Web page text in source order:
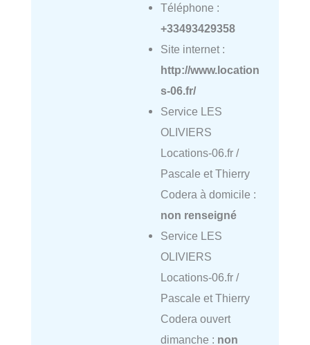
Téléphone :
+33493429358
Site internet :
http://www.location
s-06.fr/
Service LES
OLIVIERS
Locations-06.fr /
Pascale et Thierry
Codera à domicile :
non renseigné
Service LES
OLIVIERS
Locations-06.fr /
Pascale et Thierry
Codera ouvert
dimanche : non